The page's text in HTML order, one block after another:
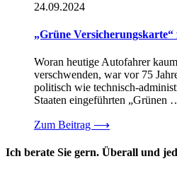
24.09.2024
„Grüne
Woran heutige Autofahrer
verschwenden, war vor 75
politisch wie technisch-
Staaten eingeführten „Grünen
Zum Beitrag ⟶
Ich berate Sie gern. Überall und